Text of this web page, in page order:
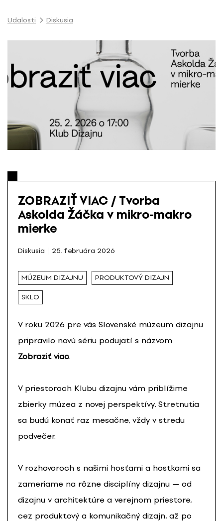
Udalosti Diskusia
ZOBRAZIŤ VIAC / Tvorba
Askolda Žáčka v mikro-makro
mierke
Diskusia 25. februára 2026
MÚZEUM DIZAJNU PRODUKTOVÝ DIZAJN
SKLO
V roku 2026 pre vás Slovenské múzeum dizajnu
pripravilo novú sériu podujatí s názvom
Zobraziť viac.
V priestoroch Klubu dizajnu vám priblížime
zbierky múzea z novej perspektívy. Stretnutia
sa budú konať raz mesačne, vždy v stredu
podvečer.
V rozhovoroch s našimi hosťami a hostkami sa
zameriame na rôzne disciplíny dizajnu — od
dizajnu v architektúre a verejnom priestore,
cez produktový a komunikačný dizajn, až po